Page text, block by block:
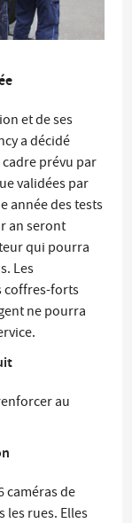
et de ses
a décidé
prévu par
validées par
année des tests
an seront
qui pourra
Les
coffres-forts
ne pourra
au
caméras de
rues. Elles